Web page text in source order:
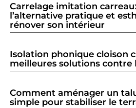
Carrelage imitation
l’alternative pratique et
rénover son intérieur
Isolation phonique cloison
meilleures solutions contre
Comment aménager un
simple pour stabiliser le